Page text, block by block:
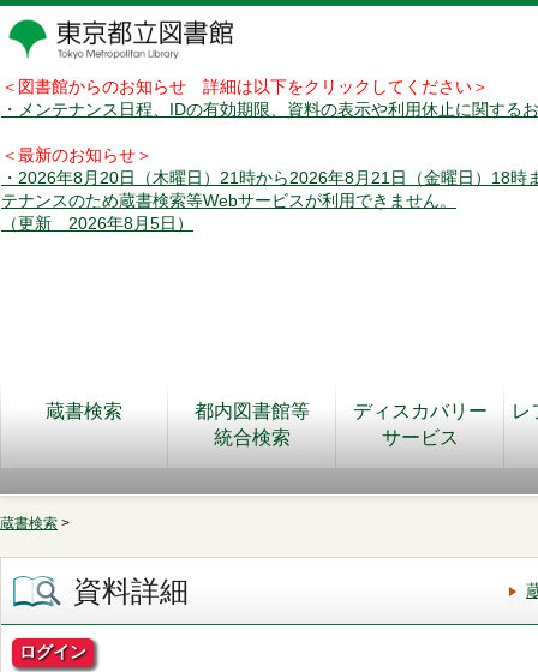
＜図書館からのお知らせ 詳細は以下をクリックしてください＞
・メンテナンス日程、IDの有効期限、資料の表示や利用休止に関する
＜最新のお知らせ＞
・2026年8月20日（木曜日）21時から2026年8月21日（金曜日）18時
テナンスのため蔵書検索等Webサービスが利用できません。
（更新 2026年8月5日）
蔵書検索
都内図書館等
統合検索
ディスカバリー
サービス
レ
蔵書検索 >
資料詳細
ログイン